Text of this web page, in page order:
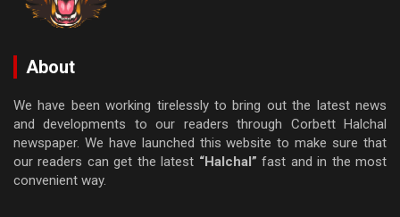
About
We have been working tirelessly to bring out the latest news
and developments to our readers through Corbett Halchal
newspaper. We have launched this website to make sure that
our readers can get the latest “Halchal” fast and in the most
convenient way.